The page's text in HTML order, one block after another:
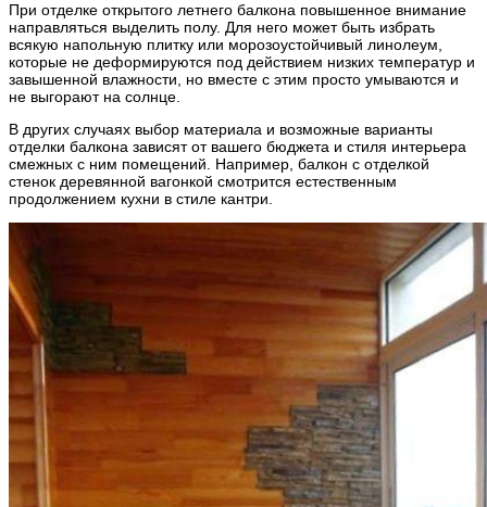
При отделке открытого летнего балкона повышенное внимание
направляться выделить полу. Для него может быть избрать
всякую напольную плитку или морозоустойчивый линолеум,
которые не деформируются под действием низких температур и
завышенной влажности, но вместе с этим просто умываются и
не выгорают на солнце.
В других случаях выбор материала и возможные варианты
отделки балкона зависят от вашего бюджета и стиля интерьера
смежных с ним помещений. Например, балкон с отделкой
стенок деревянной вагонкой смотрится естественным
продолжением кухни в стиле кантри.